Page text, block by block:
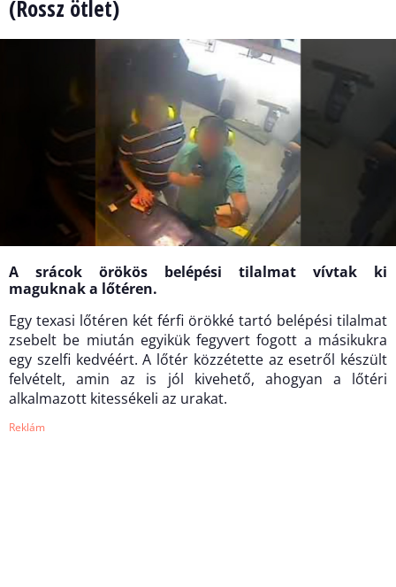
(Rossz ötlet)
A srácok örökös belépési tilalmat vívtak ki
maguknak a lőtéren.
Egy texasi lőtéren két férfi örökké tartó belépési tilalmat
zsebelt be miután egyikük fegyvert fogott a másikukra
egy szelfi kedvéért. A lőtér közzétette az esetről készült
felvételt, amin az is jól kivehető, ahogyan a lőtéri
alkalmazott kitessékeli az urakat.
Reklám